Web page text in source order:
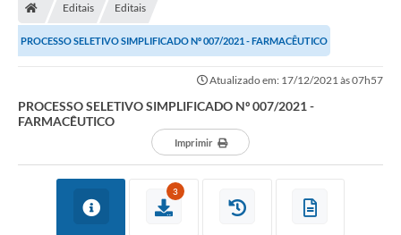
Editais Editais
PROCESSO SELETIVO SIMPLIFICADO Nº 007/2021 - FARMACÊUTICO
Atualizado em: 17/12/2021 às 07h57
PROCESSO SELETIVO SIMPLIFICADO Nº 007/2021 -
FARMACÊUTICO
Imprimir
3